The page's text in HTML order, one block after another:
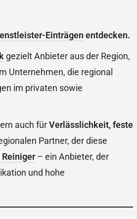
Einträgen entdecken.
gezielt Anbieter aus der Region,
Unternehmen, die regional
im privaten sowie
auch fürVerlässlichkeit, feste
Partner, der diese
– ein Anbieter, der
und hohe